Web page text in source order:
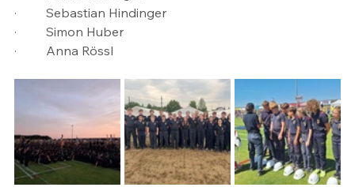
·	Sebastian Hindinger
·	Simon Huber
·	Anna Rössl